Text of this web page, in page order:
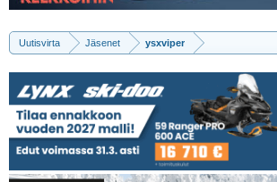
Uutisvirta Jäsenet ysxviper